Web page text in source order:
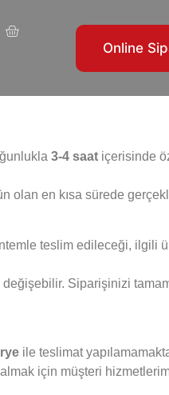
Online
3-4 saat içerisinde
en kısa sürede
teslim edileceği, ilgili
değişebilir. Siparişinizi
ile teslimat
için müşteri